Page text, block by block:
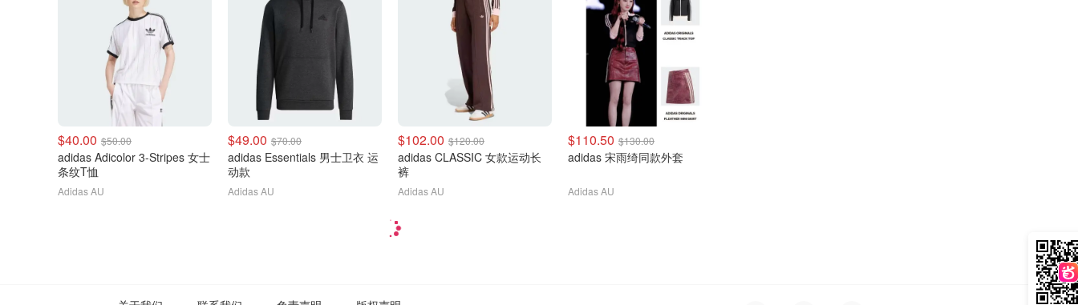
$40.00 $50.00
adidas Adicolor 3-Stripes 女士
条纹T恤
Adidas AU
$49.00 $70.00
adidas Essentials 男士卫衣 运
动款
Adidas AU
$102.00 $120.00
adidas CLASSIC 女款运动长
裤
Adidas AU
$110.50 $130.00
adidas 宋雨绮同款外套
Adidas AU